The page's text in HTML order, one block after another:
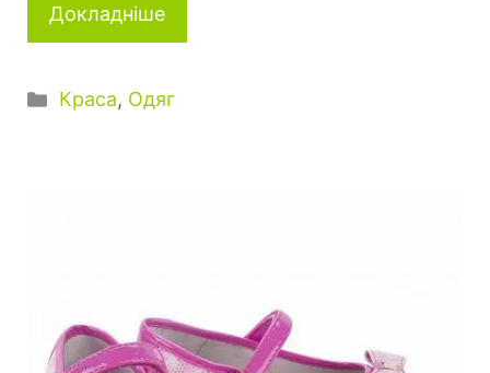
Докладніше
Категорії
Краса, Одяг